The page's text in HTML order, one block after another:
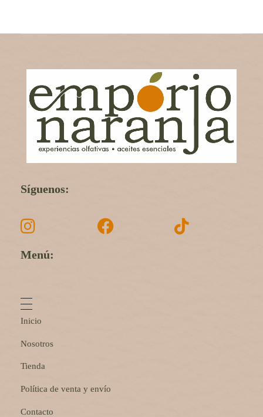
Síguenos:
Menú:
Inicio
Nosotros
Tienda
Política de venta y envío
Contacto